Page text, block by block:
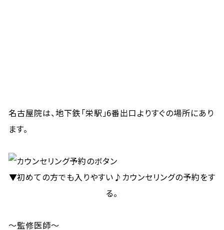
名古屋院は、地下鉄「栄駅」6番出口よりすぐの場所にあり
ます。
▼初めての方でも入りやすい♪カウンセリングの予約をす
る。
～監修医師～